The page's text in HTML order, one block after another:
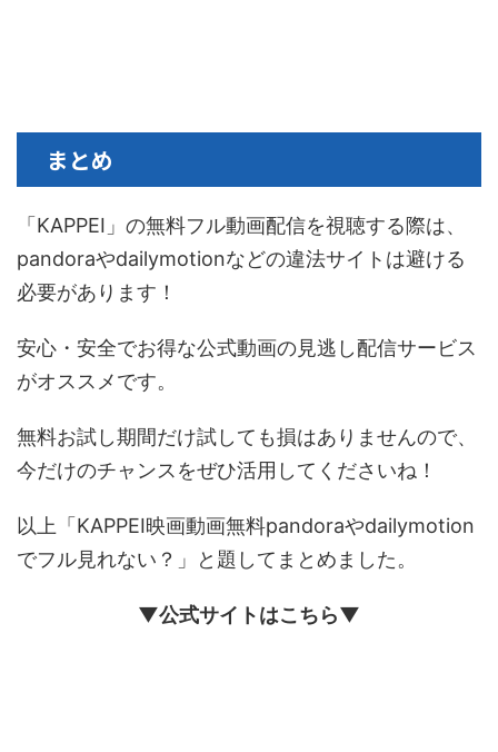
まとめ
「KAPPEI」の無料フル動画配信を視聴する際は、
pandoraやdailymotionなどの違法サイトは避ける
必要があります！
安心・安全でお得な公式動画の見逃し配信サービス
がオススメです。
無料お試し期間だけ試しても損はありませんので、
今だけのチャンスをぜひ活用してくださいね！
以上「KAPPEI映画動画無料pandoraやdailymotion
でフル見れない？」と題してまとめました。
▼公式サイトはこちら▼